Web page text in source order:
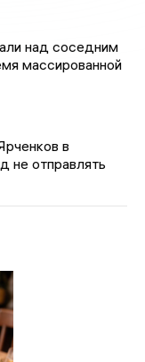
над соседним
массированной
в
не отправлять